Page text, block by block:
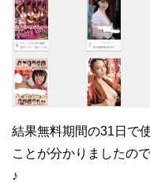
結果無料期間の31日で
ことが分かりましたの
♪